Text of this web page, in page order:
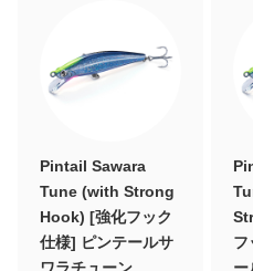
Pintail Sawara
Tune (with Strong
Hook) [強化フック
仕様] ピンテールサ
フ